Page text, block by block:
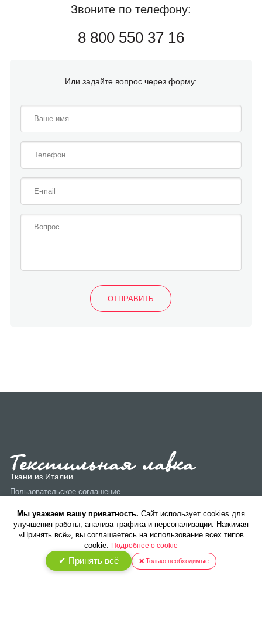
Звоните по телефону:
8 800 550 37 16
Или задайте вопрос через форму:
Ткани из Италии
Пользовательское соглашение
Политика конфиденциальности
Мы уважаем вашу приватность. Cайт использует cookies для
улучшения работы, анализа трафика и персонализации. Нажимая
«Принять всё», вы соглашаетесь на использование всех типов
cookie. Подробнее о cookie
✔ Принять всё ❌ Только необходимые